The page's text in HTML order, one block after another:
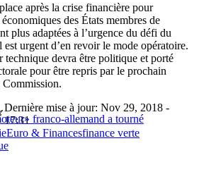
après la crise financière pour
des États membres de
plus adaptées à l’urgence du défi du
urgent d’en revoir le mode opératoire.
technique devra être politique et porté
pour être repris par le prochain
Commission.
franco-allemand a tourné
Dernière mise à jour: Nov 29, 2018 -
17:31
Euro & Financesfinance verte